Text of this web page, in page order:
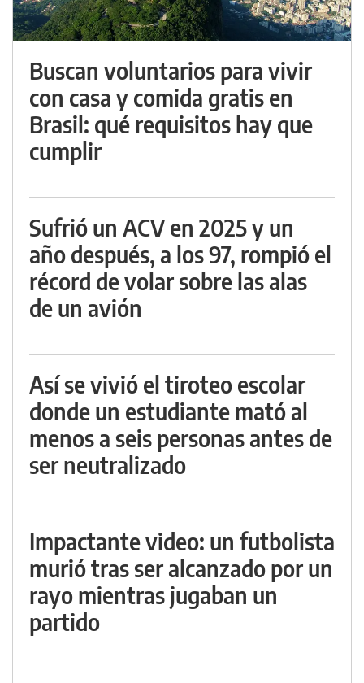
Buscan voluntarios para vivir
con casa y comida gratis en
Brasil: qué requisitos hay que
cumplir
Sufrió un ACV en 2025 y un
año después, a los 97, rompió el
récord de volar sobre las alas
de un avión
Así se vivió el tiroteo escolar
donde un estudiante mató al
menos a seis personas antes de
ser neutralizado
Impactante video: un futbolista
murió tras ser alcanzado por un
rayo mientras jugaban un
partido